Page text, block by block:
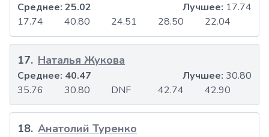
17.74 40.80 24.51 28.50 22.04
Среднее: 25.02 Лучшее: 17.74
17. Наталья Жукова
35.76 30.80 DNF 42.74 42.90
Среднее: 40.47 Лучшее: 30.80
18. Анатолий Туренко